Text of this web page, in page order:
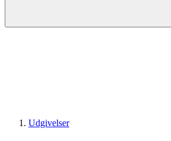
Udgivelser